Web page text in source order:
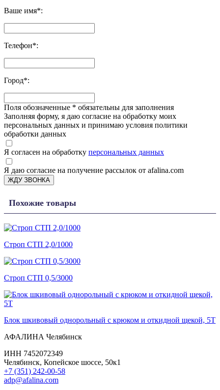
Ваше имя*:
Телефон*:
Город*:
Поля обозначенные * обязательны для заполнения
Заполняя форму, я даю согласие на обработку моих
персональных данных и принимаю условия политики
обработки данных
Я согласен на обработку персональных данных
Я даю согласие на получение рассылок от afalina.com
ЖДУ ЗВОНКА
Похожие товары
Строп СТП 2,0/1000
Строп СТП 0,5/3000
Блок шкивовый однорольный с крюком и откидной щекой, 5Т
АФАЛИНА Челябинск
ИНН 7452072349
Челябинск, Копейское шоссе, 50к1
+7 (351) 242-00-58
adp@afalina.com